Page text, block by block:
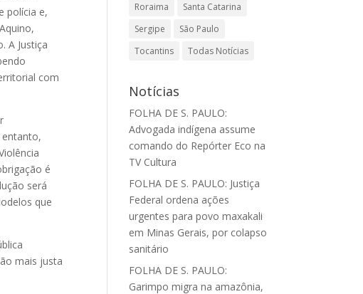
polícia e,
A Justiça
com
é
será
que
mais justa
Roraima
Santa Catarina
Sergipe
São Paulo
Tocantins
Todas Notícias
Notícias
FOLHA DE S. PAULO:
Advogada indígena assume
comando do Repórter Eco na
TV Cultura
FOLHA DE S. PAULO: Justiça
Federal ordena ações
urgentes para povo maxakali
em Minas Gerais, por colapso
sanitário
FOLHA DE S. PAULO:
Garimpo migra na amazônia,